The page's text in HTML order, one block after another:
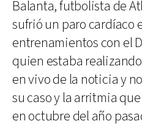
Balanta, futbolista de
sufrió un paro cardíaco
entrenamientos con el
quien estaba
en vivo de la noticia y
su caso y la arritmia
en octubre del año